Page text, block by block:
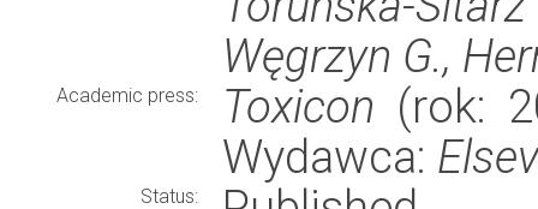
Węgrzyn G.,
Academic press: Toxicon (rok:
Wydawca:
Status: